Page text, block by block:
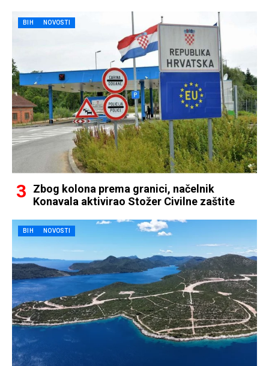
BIH NOVOSTI
Zbog kolona prema granici, načelnik
Konavala aktivirao Stožer Civilne zaštite
BIH NOVOSTI